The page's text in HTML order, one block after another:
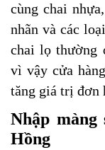
cùng chai
nhãn và các
chai lọ thường
vì vậy cửa
tăng giá trị đơn
Nhập
Hồng